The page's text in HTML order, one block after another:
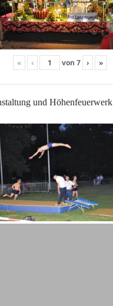
« ‹ von 7 › »
und Höhenfeuerwerk